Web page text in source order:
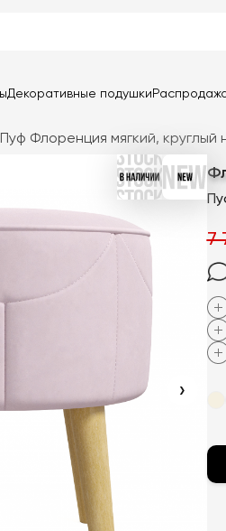
Декоративные подушки
Флоренция мягкий, круглый
›
7